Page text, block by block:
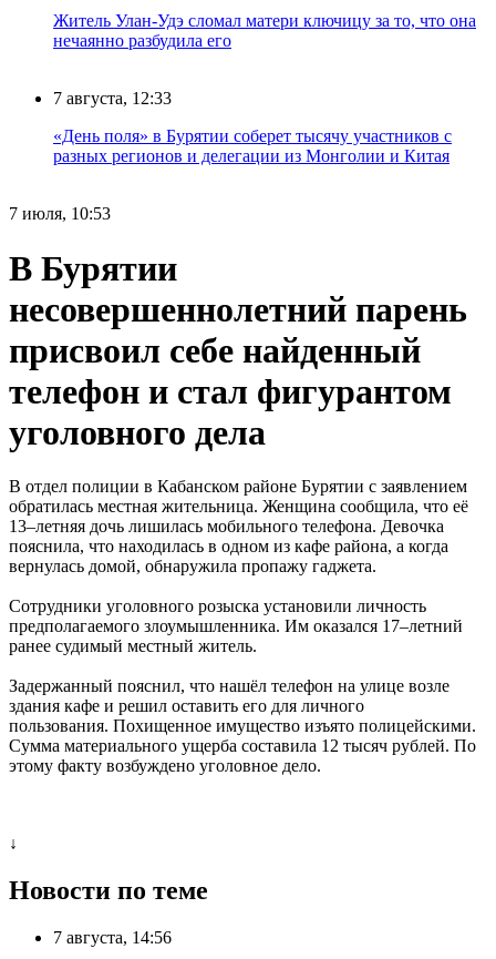
Житель Улан-Удэ сломал матери ключицу за то, что она
нечаянно разбудила его
7 августа, 12:33
«День поля» в Бурятии соберет тысячу участников с
разных регионов и делегации из Монголии и Китая
7 июля, 10:53
В Бурятии
несовершеннолетний парень
присвоил себе найденный
телефон и стал фигурантом
уголовного дела
В отдел полиции в Кабанском районе Бурятии с заявлением
обратилась местная жительница. Женщина сообщила, что её
13–летняя дочь лишилась мобильного телефона. Девочка
пояснила, что находилась в одном из кафе района, а когда
вернулась домой, обнаружила пропажу гаджета.
Сотрудники уголовного розыска установили личность
предполагаемого злоумышленника. Им оказался 17–летний
ранее судимый местный житель.
Задержанный пояснил, что нашёл телефон на улице возле
здания кафе и решил оставить его для личного
пользования. Похищенное имущество изъято полицейскими.
Сумма материального ущерба составила 12 тысяч рублей. По
этому факту возбуждено уголовное дело.
↓
Новости по теме
7 августа, 14:56